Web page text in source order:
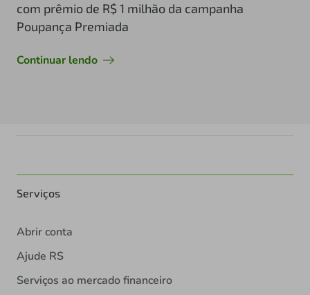
com prêmio de R$ 1 milhão da campanha
Poupança Premiada
Continuar lendo
Serviços
Abrir conta
Ajude RS
Serviços ao mercado financeiro